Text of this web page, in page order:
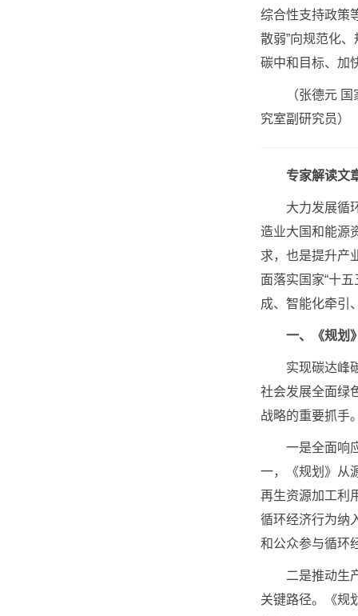
综合性支持政策
散弱”向规范化
碳中和目标、加
（张德元
究室副研究员）
专家解读文
大力发展循环
造业大国和能源
求，也是提升产
面落实国家“十
成、智能化牵引
一、《规划
实现碳达峰碳
社会发展全面绿
战略的重要抓手
一是全面响应
一，《规划》从
再生资源加工利
循环经济行为纳
和公众参与循环
二是推动生产
关键路径。《规